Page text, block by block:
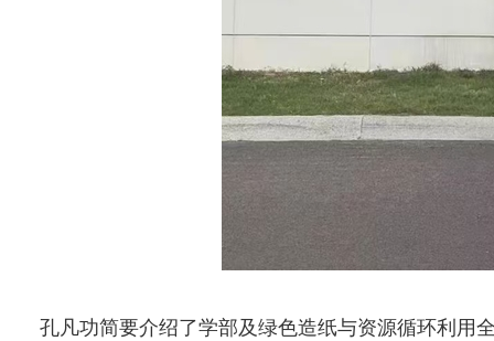
孔凡功简要介绍了学部及绿色造纸与资源循环利用